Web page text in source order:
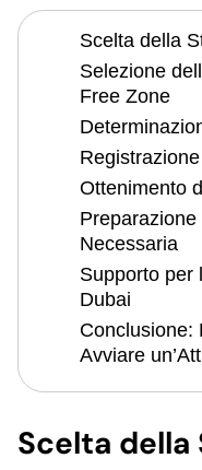
Scelta della
Selezione
Free Zone
Ottenimento
Necessaria
Supporto per
Dubai
Conclusione:
Avviare
Scelta